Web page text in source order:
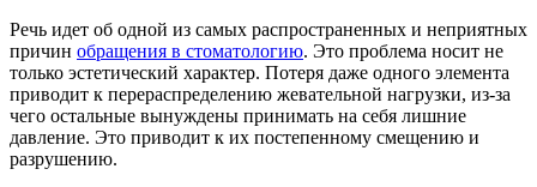
Речь идет об одной из самых распространенных и неприятных
причин обращения в стоматологию. Это проблема носит не
только эстетический характер. Потеря даже одного элемента
приводит к перераспределению жевательной нагрузки, из-за
чего остальные вынуждены принимать на себя лишние
давление. Это приводит к их постепенному смещению и
разрушению.